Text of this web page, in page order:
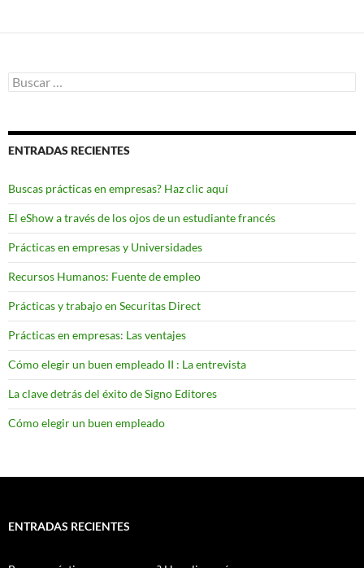
Buscar:
ENTRADAS RECIENTES
Buscas prácticas en empresas? Haz clic aquí
El eShow a través de los ojos de un estudiante francés
Prácticas en empresas y Universidades
Recursos Humanos: Fuente de empleo
Prácticas y trabajo en Securitas Direct
Prácticas en empresas: Las ventajes
Cómo elegir un buen empleado II : La entrevista
La clave detrás del éxito de Signo Editores
Cómo elegir un buen empleado
ENTRADAS RECIENTES